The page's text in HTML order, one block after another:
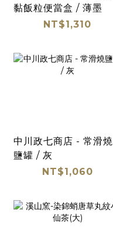
黏飯粒便當盒 / 薄墨
NT$1,310
中川政七商店 - 常滑燒
鹽罐 / 灰
NT$1,060